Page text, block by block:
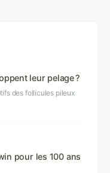
leur pelage ?
des follicules pileux
pour les 100 ans